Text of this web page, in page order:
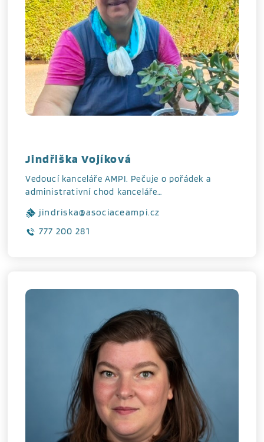
Jindřiška Vojíková
Vedoucí kanceláře AMPI. Pečuje o pořádek a
administrativní chod kanceláře…
jindriska@asociaceampi.cz
777 200 281